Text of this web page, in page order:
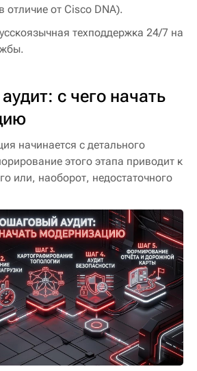
отличие от Cisco DNA).
техподдержка 24/7 на
с чего начать
начинается с детального
этого этапа приводит к
или, наоборот, недостаточного